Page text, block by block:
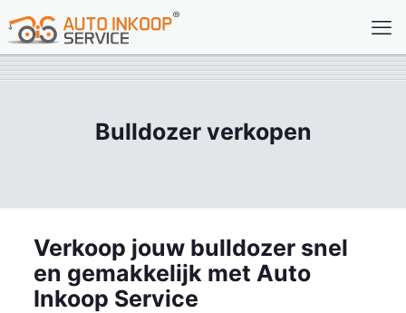
Bulldozer verkopen
Verkoop jouw bulldozer snel
en gemakkelijk met Auto
Inkoop Service